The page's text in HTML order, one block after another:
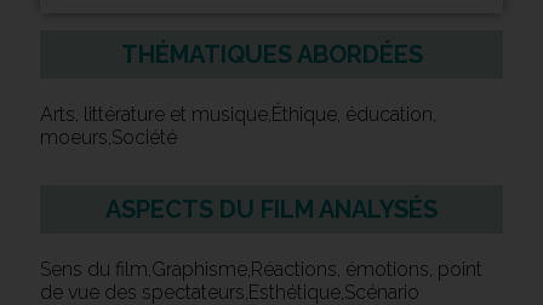
THÉMATIQUES ABORDÉES
Arts, littérature et musique,Éthique, éducation,
moeurs,Société
ASPECTS DU FILM ANALYSÉS
Sens du film,Graphisme,Réactions, émotions, point
de vue des spectateurs,Esthétique,Scénario